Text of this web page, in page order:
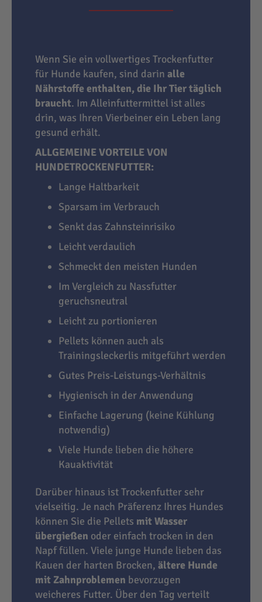
Wenn Sie ein vollwertiges Trockenfutter
für Hunde kaufen, sind darin alle
Nährstoffe enthalten, die Ihr Tier täglich
braucht. Im Alleinfuttermittel ist alles
drin, was Ihren Vierbeiner ein Leben lang
gesund erhält.
ALLGEMEINE VORTEILE VON
HUNDETROCKENFUTTER:
Lange Haltbarkeit
Sparsam im Verbrauch
Senkt das Zahnsteinrisiko
Leicht verdaulich
Schmeckt den meisten Hunden
Im Vergleich zu Nassfutter
geruchsneutral
Leicht zu portionieren
Pellets können auch als
Trainingsleckerlis mitgeführt werden
Gutes Preis-Leistungs-Verhältnis
Hygienisch in der Anwendung
Einfache Lagerung (keine Kühlung
notwendig)
Viele Hunde lieben die höhere
Kauaktivität
Darüber hinaus ist Trockenfutter sehr
vielseitig. Je nach Präferenz Ihres Hundes
können Sie die Pellets mit Wasser
übergießen oder einfach trocken in den
Napf füllen. Viele junge Hunde lieben das
Kauen der harten Brocken, ältere Hunde
mit Zahnproblemen bevorzugen
weicheres Futter. Über den Tag verteilt